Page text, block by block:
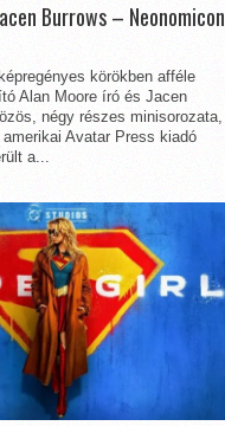
Burrows – Neonomicon
körökben afféle
Alan Moore író és Jacen
négy részes minisorozata,
Avatar Press kiadó
a...